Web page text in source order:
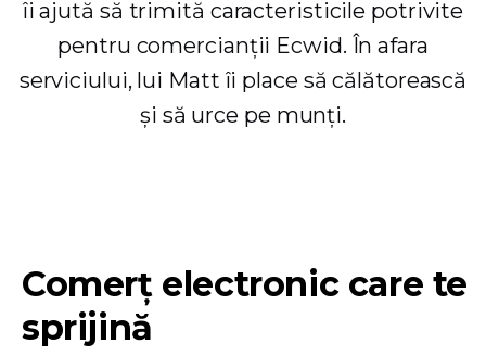
îi ajută să trimită caracteristicile potrivite
pentru comercianții Ecwid. În afara
serviciului, lui Matt îi place să călătorească
și să urce pe munți.
Comerț electronic care te
sprijină